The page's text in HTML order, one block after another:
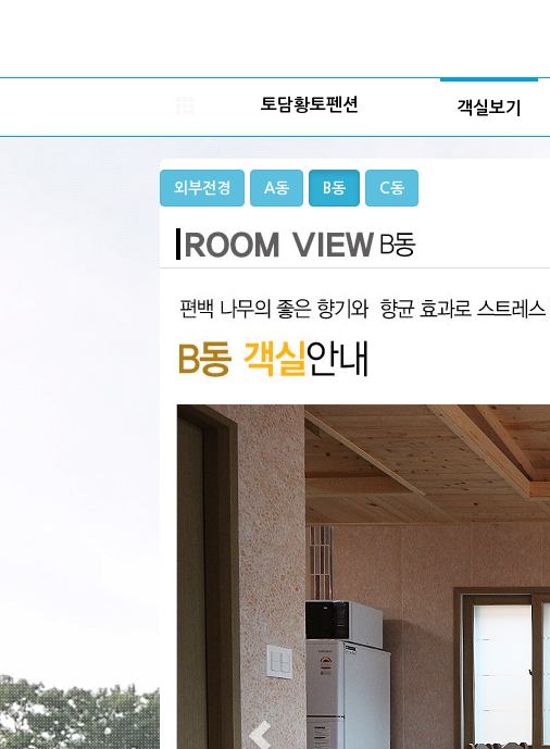
토담황토펜션 객실보기
외부전경 A동 B동 C동